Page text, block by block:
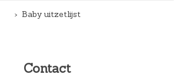
Baby uitzetlijst
Contact